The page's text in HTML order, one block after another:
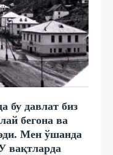
бу давлат биз
бегона ва
Мен ўшанда
вақтларда